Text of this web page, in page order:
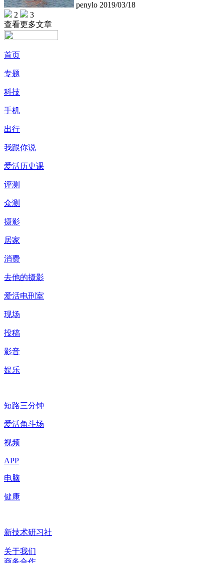
penylo 2019/03/18
2
3
查看更多文章
首页
专题
科技
手机
出行
我跟你说
爱活历史课
评测
众测
摄影
居家
消费
去他的摄影
爱活电刑室
现场
投稿
影音
娱乐
短路三分钟
爱活角斗场
视频
APP
电脑
健康
新技术研习社
关于我们